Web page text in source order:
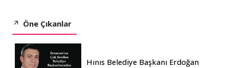
Öne Çıkanlar
Hınıs Belediye Başkanı Erdoğan